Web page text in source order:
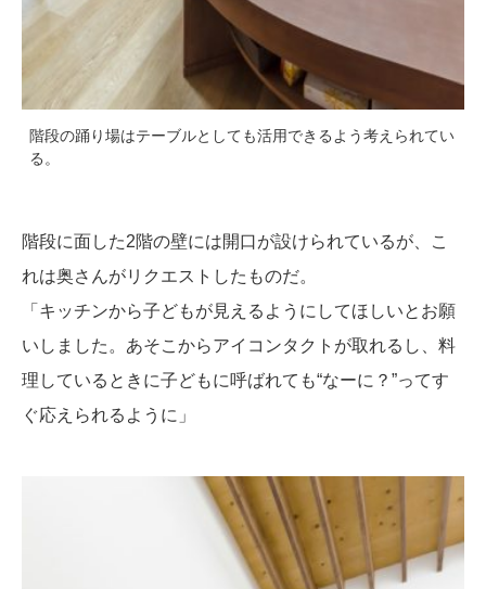
階段の踊り場はテーブルとしても活用できるよう考えられてい
る。
階段に面した2階の壁には開口が設けられているが、こ
れは奥さんがリクエストしたものだ。
「キッチンから子どもが見えるようにしてほしいとお願
いしました。あそこからアイコンタクトが取れるし、料
理しているときに子どもに呼ばれても“なーに？”ってす
ぐ応えられるように」